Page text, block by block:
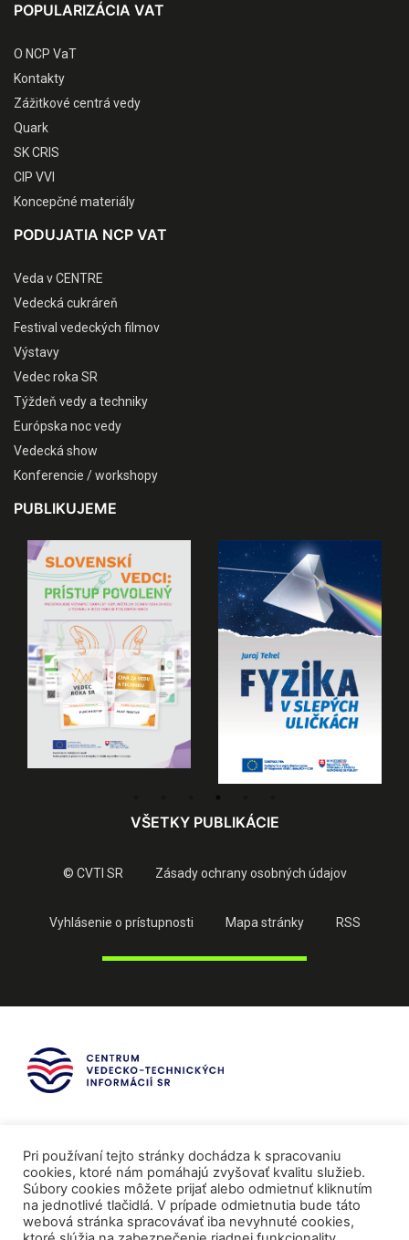
POPULARIZÁCIA VAT
O NCP VaT
Kontakty
Zážitkové centrá vedy
Quark
SK CRIS
CIP VVI
Koncepčné materiály
PODUJATIA NCP VAT
Veda v CENTRE
Vedecká cukráreň
Festival vedeckých filmov
Výstavy
Vedec roka SR
Týždeň vedy a techniky
Európska noc vedy
Vedecká show
Konferencie / workshopy
PUBLIKUJEME
VŠETKY PUBLIKÁCIE
© CVTI SR Zásady ochrany osobných údajov
Vyhlásenie o prístupnosti Mapa stránky RSS
Pri používaní tejto stránky dochádza k spracovaniu
cookies, ktoré nám pomáhajú zvyšovať kvalitu služieb.
Súbory cookies môžete prijať alebo odmietnuť kliknutím
na jednotlivé tlačidlá. V prípade odmietnutia bude táto
webová stránka spracovávať iba nevyhnuté cookies,